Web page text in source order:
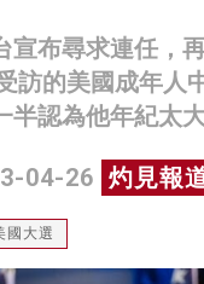
宣布尋求連任，
訪的美國成年人
認為他年紀太大
04-26 灼見報
國大選